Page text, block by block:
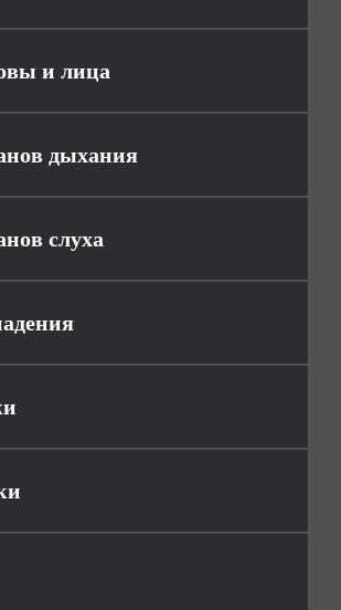
и лица
дыхания
слуха